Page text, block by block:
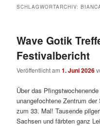
SCHLAGWORTARCHIV:
Wave Gotik
Festivalbericht
Veröffentlicht am1. Juni 2026
Über das
unangefochtene Zentrum
zum 33. Mal! Tausende
Sachsen und färbten ganz